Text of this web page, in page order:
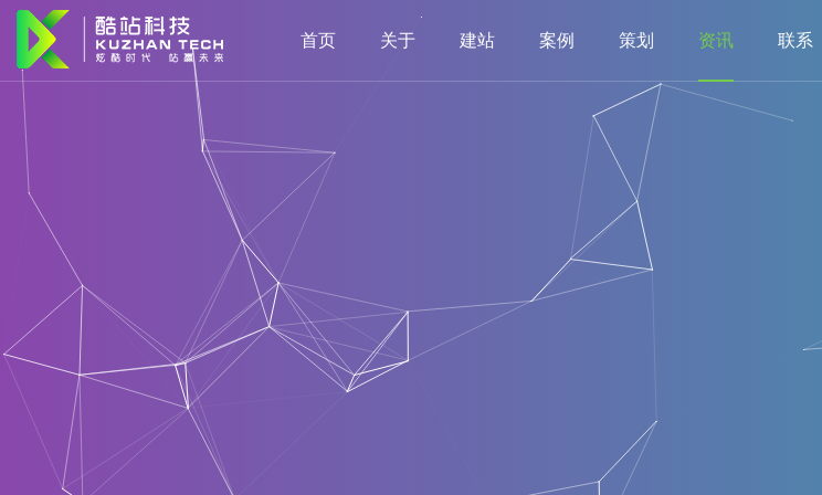
首页 关于 建站 案例 策划 资讯 联系